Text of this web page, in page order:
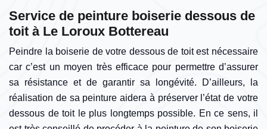
Service de peinture boiserie dessous de
toit à Le Loroux Bottereau
Peindre la boiserie de votre dessous de toit est nécessaire
car c’est un moyen très efficace pour permettre d’assurer
sa résistance et de garantir sa longévité. D’ailleurs, la
réalisation de sa peinture aidera à préserver l’état de votre
dessous de toit le plus longtemps possible. En ce sens, il